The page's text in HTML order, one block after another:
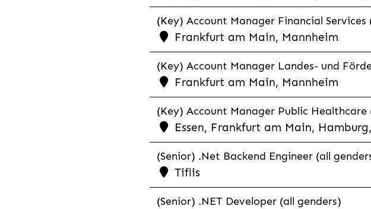
(Key) Account Manager Financial Services
Frankfurt am Main, Mannheim
(Key) Account Manager Landes- und
Frankfurt am Main, Mannheim
(Key) Account Manager Public Healthcare
Essen, Frankfurt am Main,
(Senior) .Net Backend Engineer (all
Tiflis
(Senior) .NET Developer (all genders)